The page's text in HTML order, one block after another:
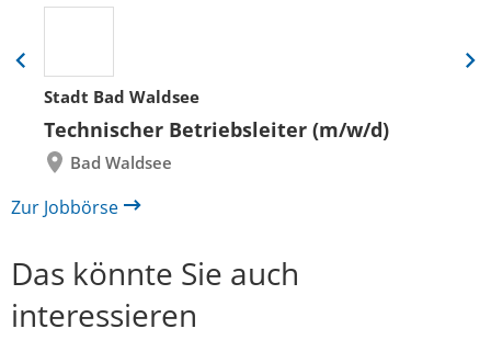
Stadt Bad Waldsee
Technischer Betriebsleiter (m/w/d)
Bad Waldsee
Folie
zurück
Eine
Zur Jobbörse
Das könnte Sie auch
interessieren